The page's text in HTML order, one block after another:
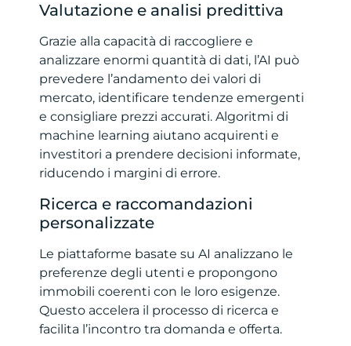
Valutazione e analisi predittiva
Grazie alla capacità di raccogliere e
analizzare enormi quantità di dati, l’AI può
prevedere l’andamento dei valori di
mercato, identificare tendenze emergenti
e consigliare prezzi accurati. Algoritmi di
machine learning aiutano acquirenti e
investitori a prendere decisioni informate,
riducendo i margini di errore.
Ricerca e raccomandazioni
personalizzate
Le piattaforme basate su AI analizzano le
preferenze degli utenti e propongono
immobili coerenti con le loro esigenze.
Questo accelera il processo di ricerca e
facilita l’incontro tra domanda e offerta.